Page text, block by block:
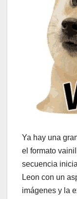
Ya hay una
el formato
secuencia
Leon con un
imágenes y la